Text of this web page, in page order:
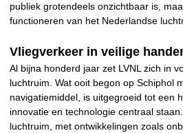
publiek grotendeels onzichtbaar is,
functioneren van het Nederlandse
Vliegverkeer in veilige
Al bijna honderd jaar zet LVNL zich in
luchtruim. Wat ooit begon op Schiphol
navigatiemiddel, is uitgegroeid tot een
innovatie en technologie centraal
luchtruim, met ontwikkelingen zoals